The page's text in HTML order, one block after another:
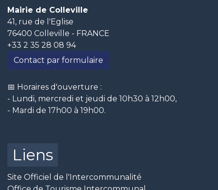
Mairie de Colleville
41, rue de l'Eglise
76400 Colleville - FRANCE
+33 2 35 28 08 94
Contact par formulaire
📅 Horaires d'ouverture :
- Lundi, mercredi et jeudi de 10h30 à 12h00,
- Mardi de 17h00 à 19h00.
Liens
Site Officiel de l'Intercommunalité